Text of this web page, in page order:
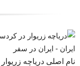
نام اصلی دریاچه